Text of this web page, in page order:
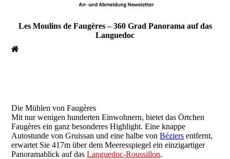
Les Moulins de Faugères – 360 Grad Panorama auf das
Languedoc
Die Mühlen von Faugères
Mit nur wenigen hunderten Einwohnern, bietet das Örtchen
Faugères ein ganz besonderes Highlight. Eine knappe
Autostunde von Gruissan und eine halbe vonBéziers entfernt,
erwartet Sie 417m über dem Meeresspiegel ein einzigartiger
Panoramablick auf dasLanguedoc-Roussillon.